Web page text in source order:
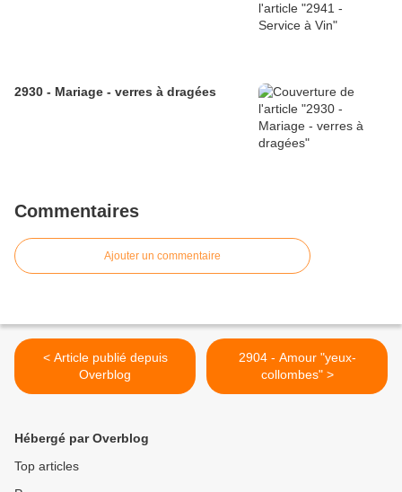
2930 - Mariage - verres à dragées
Commentaires
Ajouter un commentaire
< Article publié depuis
Overblog
2904 - Amour "yeux-
collombes" >
Hébergé par Overblog
Top articles